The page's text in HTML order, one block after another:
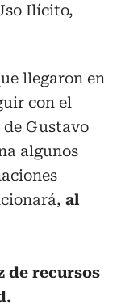
Ilícito,
llegaron en
con el
Gustavo
algunos
al
de recursos